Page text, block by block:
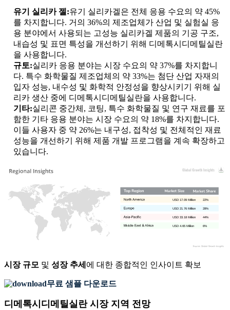
유기 실리카 젤:유기 실리카겔은 전체 응용 수요의 약 45%
를 차지합니다. 거의 36%의 제조업체가 산업 및 실험실 응
용 분야에서 사용되는 고성능 실리카겔 제품의 기공 구조,
내습성 및 표면 특성을 개선하기 위해 디메톡시디메틸실란
을 사용합니다.
규토:실리카 응용 분야는 시장 수요의 약 37%를 차지합니
다. 특수 화학물질 제조업체의 약 33%는 첨단 산업 자재의
입자 성능, 내수성 및 화학적 안정성을 향상시키기 위해 실
리카 생산 중에 디메톡시디메틸실란을 사용합니다.
기타:실리콘 중간체, 코팅, 특수 화학물질 및 연구 재료를 포
함한 기타 응용 분야는 시장 수요의 약 18%를 차지합니다.
이들 사용자 중 약 26%는 내구성, 접착성 및 전체적인 재료
성능을 개선하기 위해 제품 개발 프로그램을 계속 확장하고
있습니다.
6%
USD 4.65 Million
44%
USD 33.18 Million
28%
USD 21.76 Million
22%
USD 17.09 Million
시장 규모 및 성장 추세 에 대한 종합적인 인사이트 확보
무료 샘플 다운로드
디메톡시디메틸실란 시장 지역 전망